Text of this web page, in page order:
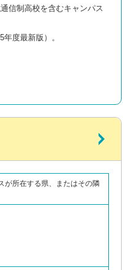
信制高校を含むキャンパス
度最新版）。
が所在する県、またはその隣